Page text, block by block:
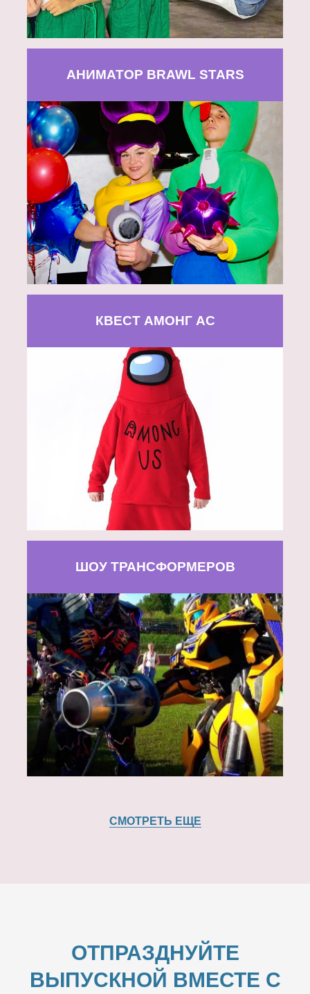
АНИМАТОР BRAWL STARS
КВЕСТ АМОНГ АС
ШОУ ТРАНСФОРМЕРОВ
СМОТРЕТЬ ЕЩЕ
ОТПРАЗДНУЙТЕ
ВЫПУСКНОЙ ВМЕСТЕ С